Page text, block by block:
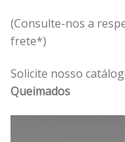
(Consulte-nos a
frete*)
Solicite nosso
Queimados